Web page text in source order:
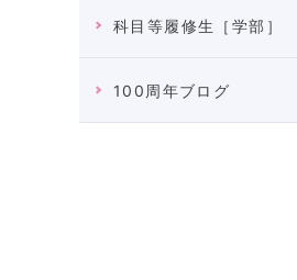
科目等履修生［学部］
100周年ブログ